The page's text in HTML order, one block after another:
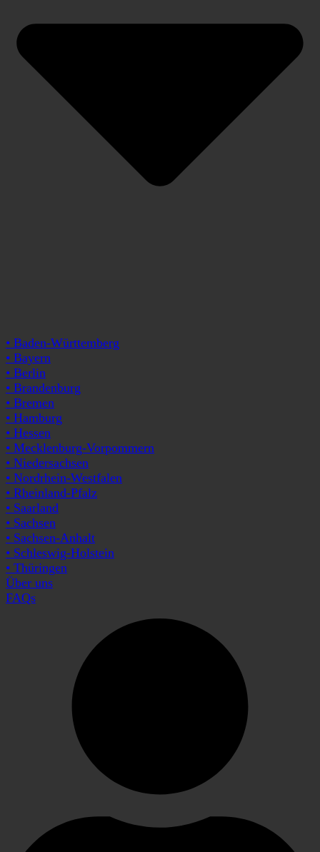
• Baden-Württemberg
• Bayern
• Berlin
• Brandenburg
• Bremen
• Hamburg
• Hessen
• Mecklenburg-Vorpommern
• Niedersachsen
• Nordrhein-Westfalen
• Rheinland-Pfalz
• Saarland
• Sachsen
• Sachsen-Anhalt
• Schleswig-Holstein
• Thüringen
Über uns
FAQs